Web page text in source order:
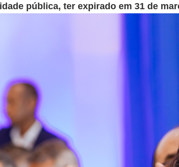
pública, ter expirado em 31 de